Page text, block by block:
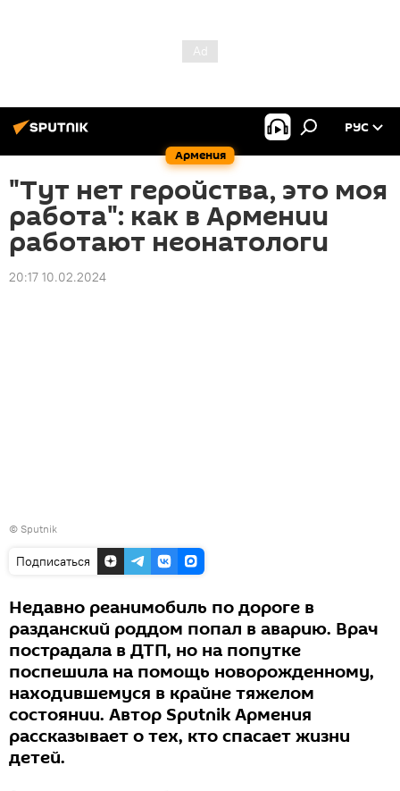
Армения
РУС
"Тут нет геройства, это моя
работа": как в Армении
работают неонатологи
20:17 10.02.2024
© Sputnik
Подписаться
Недавно реанимобиль по дороге в
разданский роддом попал в аварию. Врач
пострадала в ДТП, но на попутке
поспешила на помощь новорожденному,
находившемуся в крайне тяжелом
состоянии. Автор Sputnik Армения
рассказывает о тех, кто спасает жизни
детей.